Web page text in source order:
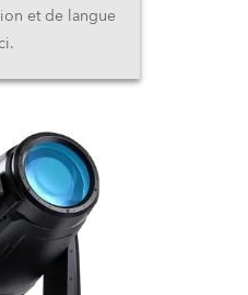
et de langue